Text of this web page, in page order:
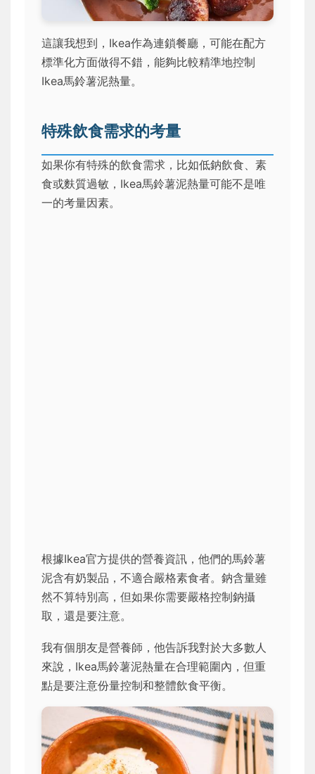
這讓我想到，Ikea作為連鎖餐廳，可能在配方
標準化方面做得不錯，能夠比較精準地控制
Ikea馬鈴薯泥熱量。
特殊飲食需求的考量
如果你有特殊的飲食需求，比如低鈉飲食、素
食或麩質過敏，Ikea馬鈴薯泥熱量可能不是唯
一的考量因素。
根據Ikea官方提供的營養資訊，他們的馬鈴薯
泥含有奶製品，不適合嚴格素食者。鈉含量雖
然不算特別高，但如果你需要嚴格控制鈉攝
取，還是要注意。
我有個朋友是營養師，他告訴我對於大多數人
來說，Ikea馬鈴薯泥熱量在合理範圍內，但重
點是要注意份量控制和整體飲食平衡。